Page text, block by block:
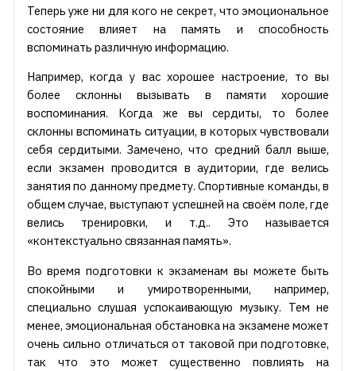
Теперь уже ни для кого не секрет, что эмоциональное
состояние влияет на память и способность
вспоминать различную информацию.
Например, когда у вас хорошее настроение, то вы
более склонны вызывать в памяти хорошие
воспоминания. Когда же вы сердиты, то более
склонны вспоминать ситуации, в которых чувствовали
себя сердитыми. Замечено, что средний балл выше,
если экзамен проводится в аудитории, где велись
занятия по данному предмету. Спортивные команды, в
общем случае, выступают успешней на своём поле, где
велись тренировки, и т.д.. Это называется
«контекстуально связанная память».
Во время подготовки к экзаменам вы можете быть
спокойными и умиротворенными, например,
специально слушая успокаивающую музыку. Тем не
менее, эмоциональная обстановка на экзамене может
очень сильно отличаться от таковой при подготовке,
так что это может существенно повлиять на